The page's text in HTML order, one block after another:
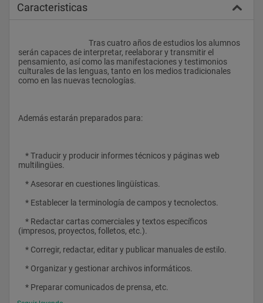
Caracteristicas
serán capaces de interpretar, reelaborar y transmitir el
pensamiento, así como las manifestaciones y testimonios
culturales de las lenguas, tanto en los medios tradicionales
como en las nuevas tecnologías.
Además estarán preparados para:
multilingües.
    * Asesorar en cuestiones lingüísticas.
    * Establecer la terminología de campos y tecnolectos.
(impresos, proyectos, folletos, etc.).
    * Corregir, redactar, editar y publicar manuales de estilo.
    * Organizar y gestionar archivos informáticos.
    * Preparar comunicados de prensa, etc.